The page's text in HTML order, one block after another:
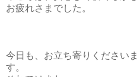
お疲れさまでした。
今日も、お立ち寄りください
す。